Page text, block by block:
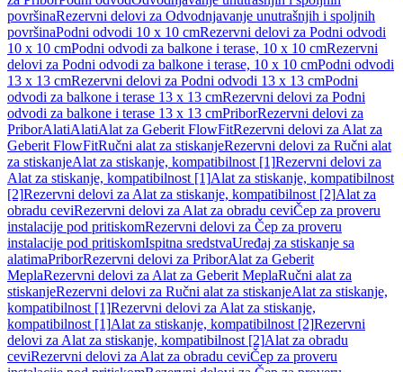
površinaRezervni delovi za Odvodnjavanje unutrašnjih i spoljnih
površinaPodni odvodi 10 x 10 cmRezervni delovi za Podni odvodi
10 x 10 cmPodni odvodi za balkone i terase, 10 x 10 cmRezervni
delovi za Podni odvodi za balkone i terase, 10 x 10 cmPodni odvodi
13 x 13 cmRezervni delovi za Podni odvodi 13 x 13 cmPodni
odvodi za balkone i terase 13 x 13 cmRezervni delovi za Podni
odvodi za balkone i terase 13 x 13 cmPriborRezervni delovi za
PriborAlatiAlatiAlat za Geberit FlowFitRezervni delovi za Alat za
Geberit FlowFitRučni alat za stiskanjeRezervni delovi za Ručni alat
za stiskanjeAlat za stiskanje, kompatibilnost [1]Rezervni delovi za
Alat za stiskanje, kompatibilnost [1]Alat za stiskanje, kompatibilnost
[2]Rezervni delovi za Alat za stiskanje, kompatibilnost [2]Alat za
obradu ceviRezervni delovi za Alat za obradu ceviČep za proveru
instalacije pod pritiskomRezervni delovi za Čep za proveru
instalacije pod pritiskomIspitna sredstvaUređaj za stiskanje sa
alatimaPriborRezervni delovi za PriborAlat za Geberit
MeplaRezervni delovi za Alat za Geberit MeplaRučni alat za
stiskanjeRezervni delovi za Ručni alat za stiskanjeAlat za stiskanje,
kompatibilnost [1]Rezervni delovi za Alat za stiskanje,
kompatibilnost [1]Alat za stiskanje, kompatibilnost [2]Rezervni
delovi za Alat za stiskanje, kompatibilnost [2]Alat za obradu
ceviRezervni delovi za Alat za obradu ceviČep za proveru